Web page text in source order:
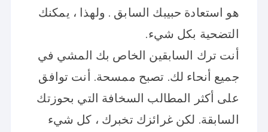
هو استعادة حبيبك السابق . ولهذا ، يمكنك
التضحية بكل شيء.
أنت ترك السابقين الخاص بك المشي في
جميع أنحاء لك. تصبح ممسحة. أنت توافق
على أكثر المطالب السخافة التي بحوزتك
السابقة. لكن غرائزك تخبرك ، كل شيء